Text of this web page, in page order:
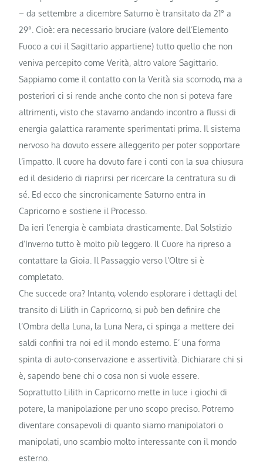
– da settembre a dicembre Saturno è transitato da 21° a
29°. Cioè: era necessario bruciare (valore dell’Elemento
Fuoco a cui il Sagittario appartiene) tutto quello che non
veniva percepito come Verità, altro valore Sagittario.
Sappiamo come il contatto con la Verità sia scomodo, ma a
posteriori ci si rende anche conto che non si poteva fare
altrimenti, visto che stavamo andando incontro a flussi di
energia galattica raramente sperimentati prima. Il sistema
nervoso ha dovuto essere alleggerito per poter sopportare
l’impatto. Il cuore ha dovuto fare i conti con la sua chiusura
ed il desiderio di riaprirsi per ricercare la centratura su di
sé. Ed ecco che sincronicamente Saturno entra in
Capricorno e sostiene il Processo.
Da ieri l’energia è cambiata drasticamente. Dal Solstizio
d’Inverno tutto è molto più leggero. Il Cuore ha ripreso a
contattare la Gioia. Il Passaggio verso l’Oltre si è
completato.
Che succede ora? Intanto, volendo esplorare i dettagli del
transito di Lilith in Capricorno, si può ben definire che
l’Ombra della Luna, la Luna Nera, ci spinga a mettere dei
saldi confini tra noi ed il mondo esterno. E’ una forma
spinta di auto-conservazione e assertività. Dichiarare chi si
è, sapendo bene chi o cosa non si vuole essere.
Soprattutto Lilith in Capricorno mette in luce i giochi di
potere, la manipolazione per uno scopo preciso. Potremo
diventare consapevoli di quanto siamo manipolatori o
manipolati, uno scambio molto interessante con il mondo
esterno.